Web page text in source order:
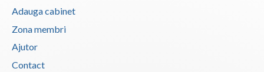
Adauga cabinet
Zona membri
Ajutor
Contact